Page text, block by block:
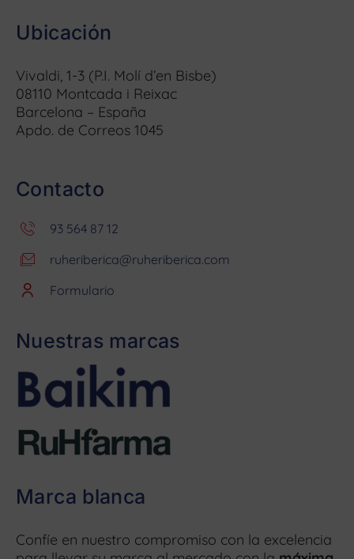
Ubicación
Vivaldi, 1-3 (P.I. Molí d’en Bisbe)
08110 Montcada i Reixac
Barcelona – España
Apdo. de Correos 1045
Contacto
93 564 87 12
ruheriberica@ruheriberica.com
Formulario
Nuestras marcas
Marca blanca
Confíe en nuestro compromiso con la excelencia